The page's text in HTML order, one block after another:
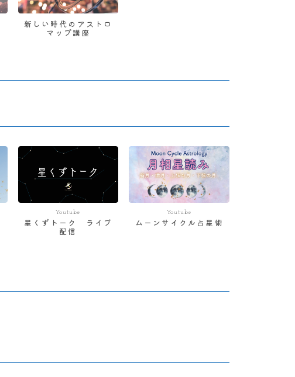
新しい時代のアストロ
マップ講座
Youtube
星くずトーク ライブ
配信
Youtube
ムーンサイクル占星術